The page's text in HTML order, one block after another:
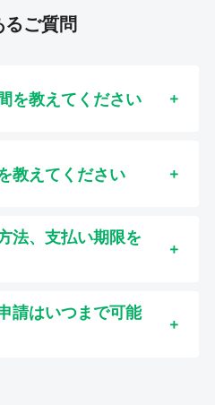
るご質問
を教えてください
教えてください
法、支払い期限を
請はいつまで可能